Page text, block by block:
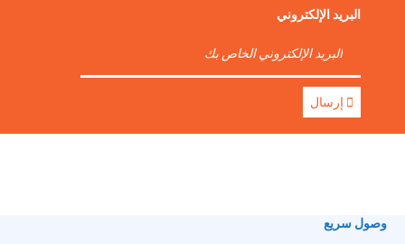
البريد الإلكتروني
إرسال
وصول سريع